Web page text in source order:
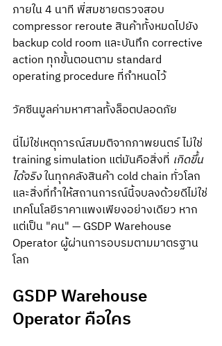
ภายใน 4 นาที พี่สมชายตรวจสอบ
compressor reroute สินค้าทั้งหมดไปยัง
backup cold room และบันทึก corrective
action ทุกขั้นตอนตาม standard
operating procedure ที่กำหนดไว้
วัคซีนมูลค่ามหาศาลทั้งล็อตปลอดภัย
นี่ไม่ใช่เหตุการณ์สมมติจากภาพยนตร์ ไม่ใช่
training simulation แต่มันคือสิ่งที่ เกิดขึ้น
ได้จริง ในทุกคลังสินค้า cold chain ทั่วโลก
และสิ่งที่ทำให้สถานการณ์นี้จบลงด้วยดีไม่ใช่
เทคโนโลยีราคาแพงเพียงอย่างเดียว หาก
แต่เป็น "คน" — GSDP Warehouse
Operator ผู้ผ่านการอบรมตามมาตรฐาน
โลก
GSDP Warehouse
Operator คือใคร